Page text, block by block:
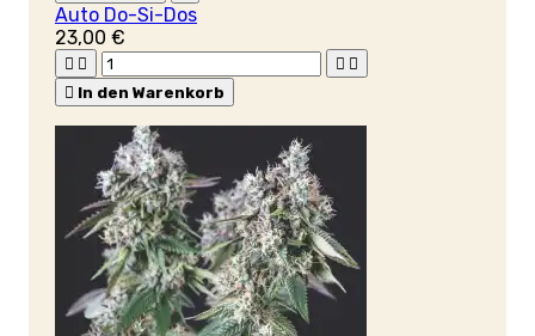
Auto Do-Si-Dos
23,00 €
   
 In den Warenkorb